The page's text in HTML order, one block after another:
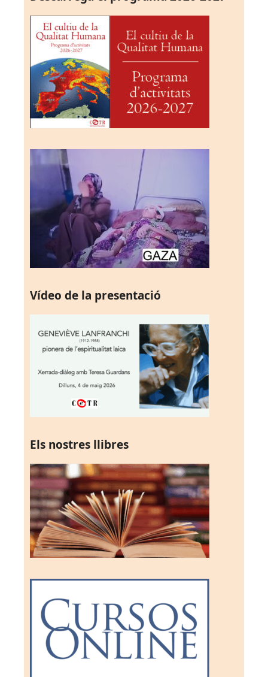
Vídeo de la presentació
Els nostres llibres